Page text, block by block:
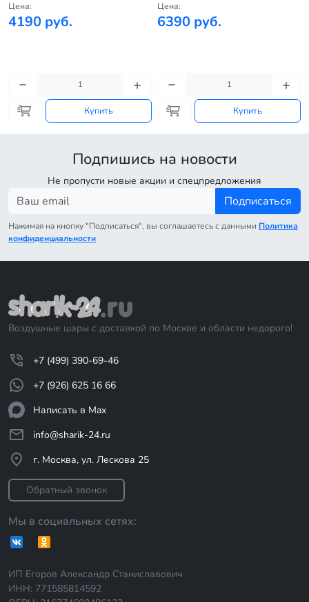
Цена:
4190 руб.
Купить
Цена:
6390 руб.
Купить
Подпишись на новости
Не пропусти новые акции и спецпредложения
Подписаться
Нажимая на кнопку "Подписаться", вы соглашаетесь с данными Политика
конфиденциальности
Воздушные шары с доставкой по Москве и области недорого!
+7 (499) 390-69-46
+7 (926) 625 16 66
Написать в Max
info@sharik-24.ru
г. Москва, ул. Лескова 25
Обратный звонок
Мы в социальных сетях:
ИП Егоров Александр Станиславович
ИНН: 771585814592